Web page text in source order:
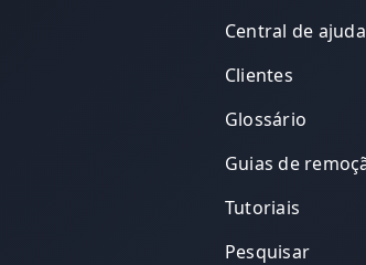
Central de ajuda
Clientes
Glossário
Guias de
Tutoriais
Pesquisar